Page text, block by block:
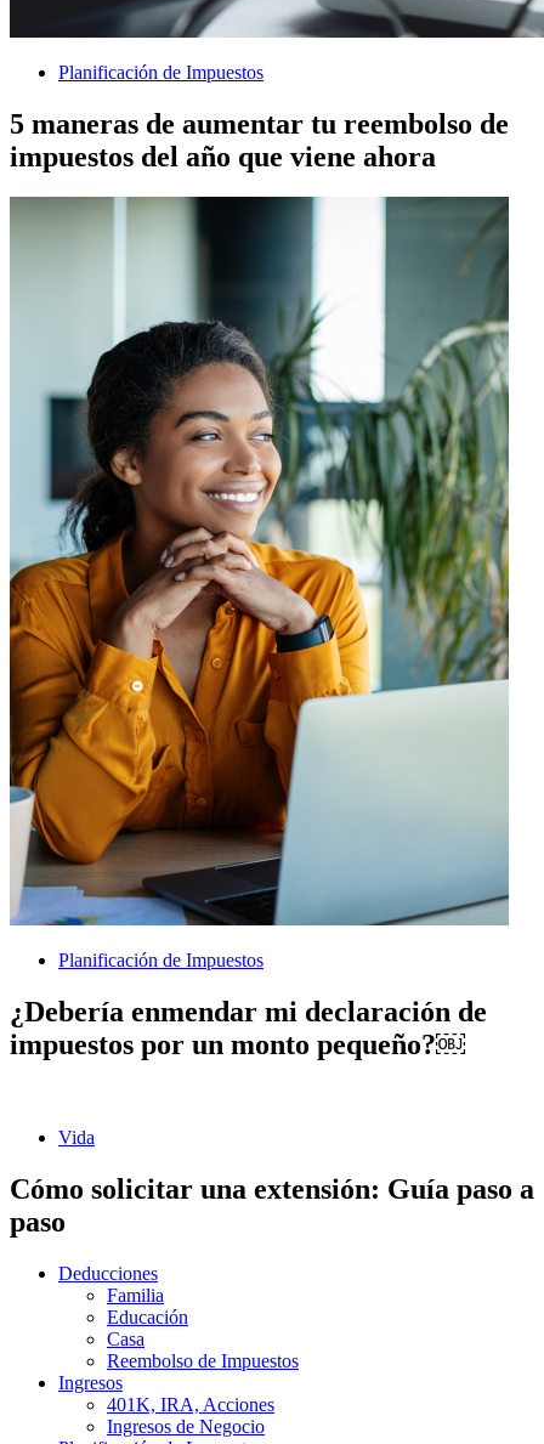
Planificación de Impuestos
5 maneras de aumentar tu reembolso de
impuestos del año que viene ahora
Planificación de Impuestos
¿Debería enmendar mi declaración de
impuestos por un monto pequeño?￼
Vida
Cómo solicitar una extensión: Guía paso a
paso
Deducciones
Familia
Educación
Casa
Reembolso de Impuestos
Ingresos
401K, IRA, Acciones
Ingresos de Negocio